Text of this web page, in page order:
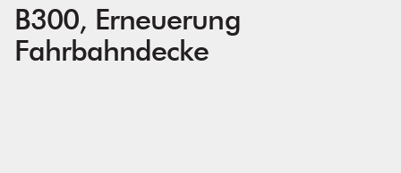
B300, Erneuerung
Fahrbahndecke